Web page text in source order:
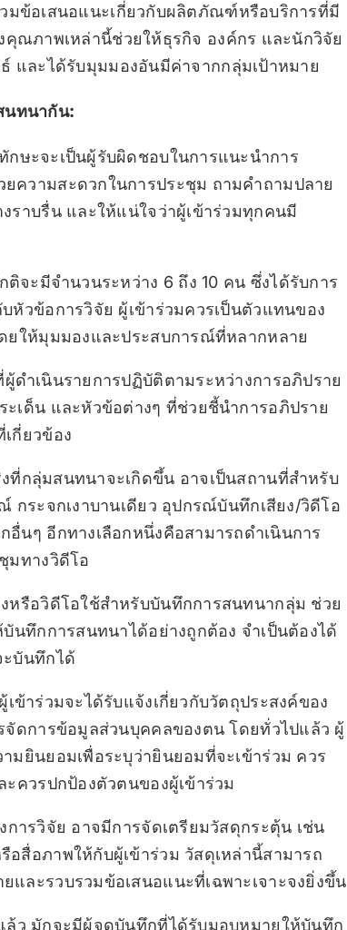
มข้อเสนอแนะเกี่ยวกับผลิตภัณฑ์หรือบริการที่มี
คุณภาพเหล่านี้ช่วยให้ธุรกิจ องค์กร และนักวิจัย
และได้รับมุมมองอันมีค่าจากกลุ่มเป้าหมาย
นทนากัน:
กษะจะเป็นผู้รับผิดชอบในการแนะนำการ
ความสะดวกในการประชุม ถามคำถามปลาย
ราบรื่น และให้แน่ใจว่าผู้เข้าร่วมทุกคนมี
จะมีจำนวนระหว่าง 6 ถึง 10 คน ซึ่งได้รับการ
หัวข้อการวิจัย ผู้เข้าร่วมควรเป็นตัวแทนของ
ยให้มุมมองและประสบการณ์ที่หลากหลาย
ดำเนินรายการปฏิบัติตามระหว่างการอภิปราย
เด็น และหัวข้อต่างๆ ที่ช่วยชี้นำการอภิปราย
กี่ยวข้อง
ที่กลุ่มสนทนาจะเกิดขึ้น อาจเป็นสถานที่สำหรับ
กระจกเงาบานเดียว อุปกรณ์บันทึกเสียง/วิดีโอ
นๆ อีกทางเลือกหนึ่งคือสามารถดำเนินการ
มทางวิดีโอ
หรือวิดีโอใช้สำหรับบันทึกการสนทนากลุ่ม ช่วย
นทึกการสนทนาได้อย่างถูกต้อง จำเป็นต้องได้
ะบันทึกได้
เข้าร่วมจะได้รับแจ้งเกี่ยวกับวัตถุประสงค์ของ
ดการข้อมูลส่วนบุคคลของตน โดยทั่วไปแล้ว ผู้
มยินยอมเพื่อระบุว่ายินยอมที่จะเข้าร่วม ควร
ควรปกป้องตัวตนของผู้เข้าร่วม
ารวิจัย อาจมีการจัดเตรียมวัสดุกระตุ้น เช่น
อภาพให้กับผู้เข้าร่วม วัสดุเหล่านี้สามารถ
และรวบรวมข้อเสนอแนะที่เฉพาะเจาะจงยิ่งขึ้น
ล้ว มักจะมีผู้จดบันทึกที่ได้รับมอบหมายให้บันทึก